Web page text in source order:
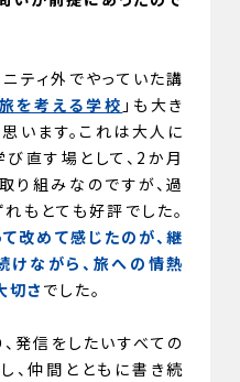
ティ外でやっていた講
を考える学校 」も大き
います。これは大人に
直す場として、2か月
り組みなのですが、過
もとても好評でした。
改めて感じたのが、継
けながら、旅への情熱
切さ でした。
発信をしたいすべての
、仲間とともに書き続